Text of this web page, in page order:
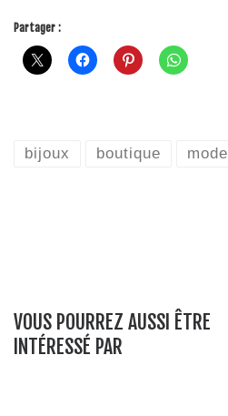
Partager :
bijoux boutique mode
VOUS POURREZ AUSSI ÊTRE
INTÉRESSÉ PAR